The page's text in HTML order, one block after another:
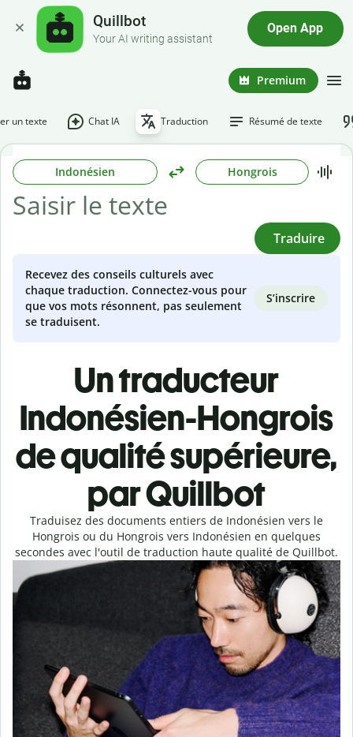
Quillbot
Your AI writing assistant
Open App
Premium
un texte Chat IA Traduction Résumé de texte
Indonésien Hongrois
Traduire
Recevez des conseils culturels avec
chaque traduction. Connectez-vous pour
que vos mots résonnent, pas seulement
se traduisent.
S’inscrire
Un traducteur
Indonésien-Hongrois
de qualité supérieure,
par Quillbot
Traduisez des documents entiers de Indonésien vers le
Hongrois ou du Hongrois vers Indonésien en quelques
secondes avec l'outil de traduction haute qualité de Quillbot.